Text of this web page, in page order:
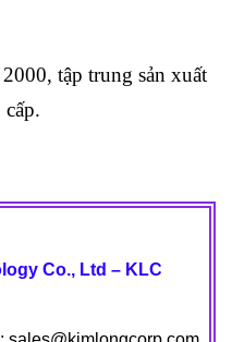
tập trung sản xuất
Co., Ltd – KLC